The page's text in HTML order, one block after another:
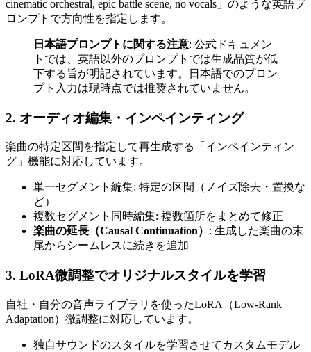
cinematic orchestral, epic battle scene, no vocals」のような英語プ
ロンプトで方向性を指定します。
日本語プロンプトに関する注意: 公式ドキュメン
トでは、英語以外のプロンプトでは生成品質が低
下する旨が明記されています。日本語でのプロン
プト入力は現時点では推奨されていません。
2. オーディオ編集・インペインティング
楽曲の特定区間を指定して再生成する「インペインティン
グ」機能に対応しています。
単一セグメント編集: 特定の区間（ノイズ除去・置換な
ど）
複数セグメント同時編集: 複数箇所をまとめて修正
楽曲の延長（Causal Continuation） : 生成した楽曲の末
尾からシームレスに続きを追加
3. LoRA微調整でオリジナルスタイルを学習
自社・自分の音声ライブラリを使ったLoRA（Low-Rank
Adaptation）微調整に対応しています。
独自サウンドのスタイルを学習させてカスタムモデル